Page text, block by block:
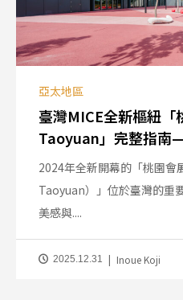
亞太地區
臺灣MICE全新樞紐「
Taoyuan」完整指南
2024年全新開幕的「桃園會
Taoyuan）」位於臺灣的重
美感與....
2025.12.31 Inoue Koji